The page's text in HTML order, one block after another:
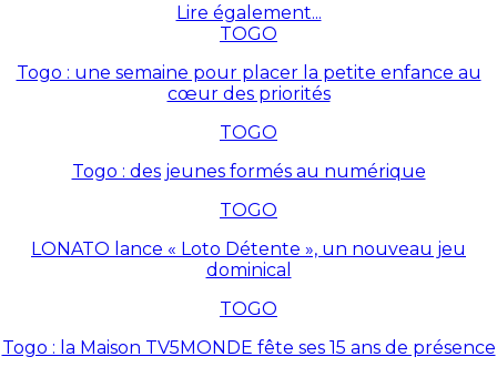
Lire également...
TOGO
Togo : une semaine pour placer la petite enfance au
cœur des priorités
TOGO
Togo : des jeunes formés au numérique
TOGO
LONATO lance « Loto Détente », un nouveau jeu
dominical
TOGO
Togo : la Maison TV5MONDE fête ses 15 ans de présence